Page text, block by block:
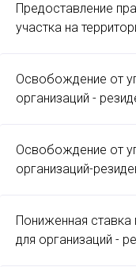
Предоставление
участка на
Освобождение от
организаций -
Освобождение от
организаций-
Пониженная ставка
для организаций -